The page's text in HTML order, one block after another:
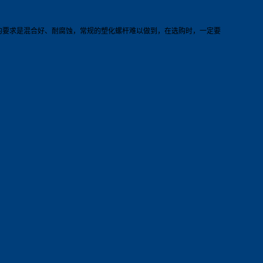
求是混合好、耐腐蚀，常规的塑化螺杆难以做到，在选购时，一定要